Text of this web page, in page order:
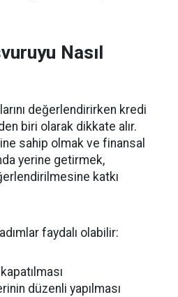
Nasıl
değerlendirirken kredi
biri olarak dikkate alır.
sahip olmak ve finansal
yerine getirmek,
katkı
faydalı olabilir:
düzenli yapılması